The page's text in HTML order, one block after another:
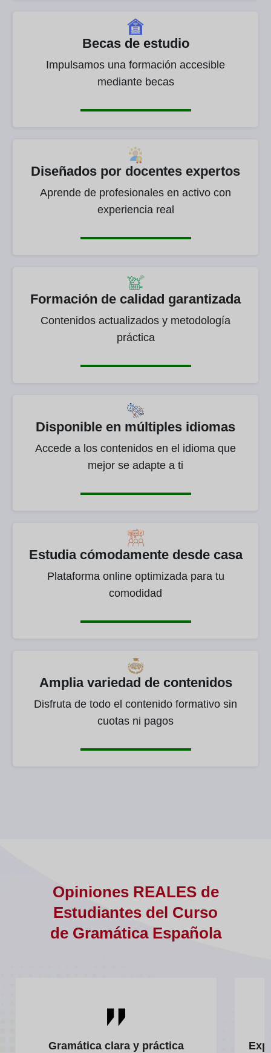
Becas de estudio
Impulsamos una formación accesible
mediante becas
Diseñados por docentes expertos
Aprende de profesionales en activo con
experiencia real
Formación de calidad garantizada
Contenidos actualizados y metodología
práctica
Disponible en múltiples idiomas
Accede a los contenidos en el idioma que
mejor se adapte a ti
Estudia cómodamente desde casa
Plataforma online optimizada para tu
comodidad
Amplia variedad de contenidos
Disfruta de todo el contenido formativo sin
cuotas ni pagos
Opiniones REALES de
Estudiantes del Curso
de Gramática Española
Gramática clara y práctica